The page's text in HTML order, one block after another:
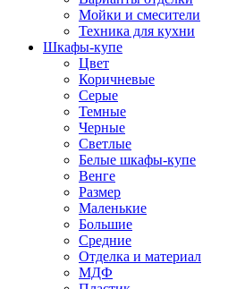
Мойки и смесители
Техника для кухни
Шкафы-купе
Цвет
Коричневые
Серые
Темные
Черные
Светлые
Белые шкафы-купе
Венге
Размер
Маленькие
Большие
Средние
Отделка и материал
МДФ